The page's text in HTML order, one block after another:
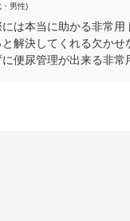
男性)
は本当に助かる非常
と解決してくれる欠か
便尿管理が出来る非常